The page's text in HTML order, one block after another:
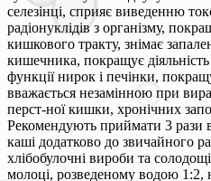
селезінці, сприяє виведенню
радіонуклідів з організму,
кишкового тракту, знімає
кишечника, покращує
функції нирок і печінки,
вважається незамінною при
перст-ної кишки, хронічних
Рекомендують приймати 3 рази
каші додатково до звичайного
хлібобулочні вироби та
молоці, розведеному водою 1:2,